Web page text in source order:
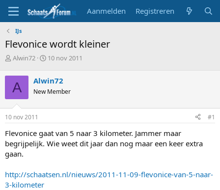
Aanmelden Registreren
IJs
Flevonice wordt kleiner
T
p
c
s
t
a
t
e
r
Alwin72
S
r
t
a
m
10 nov 2011
A Alwin72
New Member
10 nov 2011 #1
Flevonice gaat van 5 naar 3 kilometer. Jammer maar
begrijpelijk. Wie weet dit jaar dan nog maar een keer extra
gaan.
http://schaatsen.nl/nieuws/2011-11-09-flevonice-van-5-naar-
3-kilometer